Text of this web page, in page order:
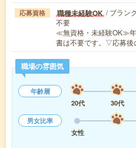
応募資格 職種未経験OK / ブラン
不要
≪無資格・未経験OK≫
書は不要です。▽応募
職場の雰囲気
年齢層
20代
30代
男女比率
女性